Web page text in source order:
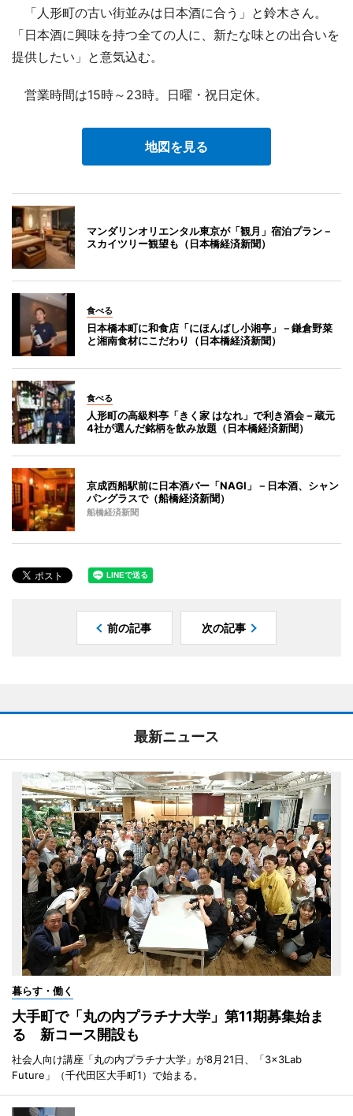
「人形町の古い街並みは日本酒に合う」と鈴木さん。
「日本酒に興味を持つ全ての人に、新たな味との出合いを
提供したい」と意気込む。
営業時間は15時～23時。日曜・祝日定休。
地図を見る
マンダリンオリエンタル東京が「観月」宿泊プラン－
スカイツリー観望も（日本橋経済新聞）
食べる
日本橋本町に和食店「にほんばし小湘亭」－鎌倉野菜
と湘南食材にこだわり（日本橋経済新聞）
食べる
人形町の高級料亭「きく家 はなれ」で利き酒会－蔵元
4社が選んだ銘柄を飲み放題（日本橋経済新聞）
京成西船駅前に日本酒バー「NAGI」－日本酒、シャン
パングラスで（船橋経済新聞）
船橋経済新聞
前の記事 次の記事
最新ニュース
暮らす・働く
大手町で「丸の内プラチナ大学」第11期募集始ま
る 新コース開設も
社会人向け講座「丸の内プラチナ大学」が8月21日、「3×3Lab
Future」（千代田区大手町1）で始まる。